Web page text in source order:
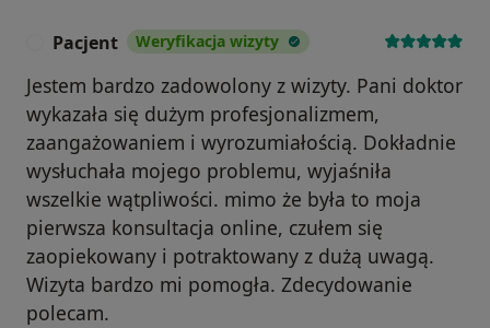
Pacjent Weryfikacja wizyty
Jestem bardzo zadowolony z wizyty. Pani doktor
wykazała się dużym profesjonalizmem,
zaangażowaniem i wyrozumiałością. Dokładnie
wysłuchała mojego problemu, wyjaśniła
wszelkie wątpliwości. mimo że była to moja
pierwsza konsultacja online, czułem się
zaopiekowany i potraktowany z dużą uwagą.
Wizyta bardzo mi pomogła. Zdecydowanie
polecam.